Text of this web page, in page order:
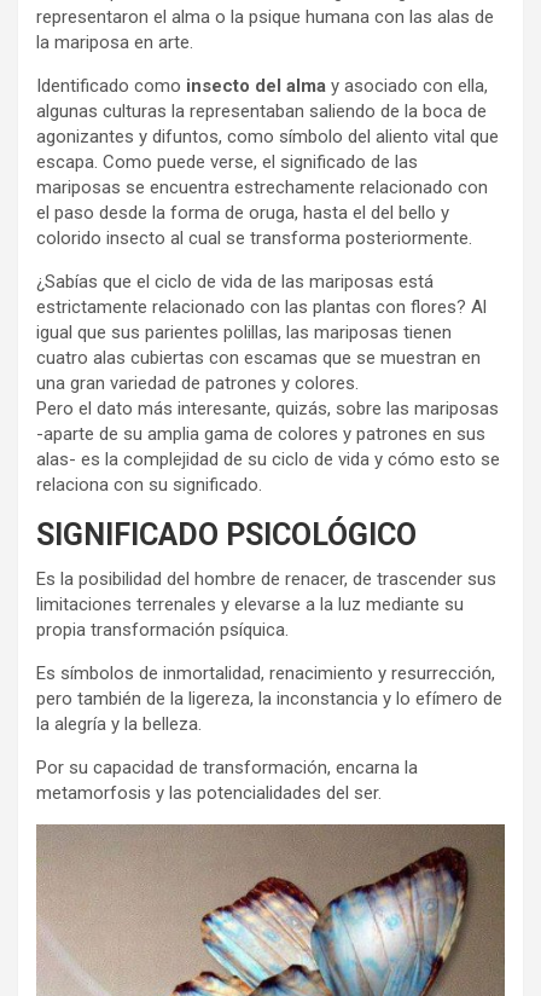
representaron el alma o la psique humana con las alas de
la mariposa en arte.
Identificado como insecto del alma y asociado con ella,
algunas culturas la representaban saliendo de la boca de
agonizantes y difuntos, como símbolo del aliento vital que
escapa. Como puede verse, el significado de las
mariposas se encuentra estrechamente relacionado con
el paso desde la forma de oruga, hasta el del bello y
colorido insecto al cual se transforma posteriormente.
¿Sabías que el ciclo de vida de las mariposas está
estrictamente relacionado con las plantas con flores? Al
igual que sus parientes polillas, las mariposas tienen
cuatro alas cubiertas con escamas que se muestran en
una gran variedad de patrones y colores.
Pero el dato más interesante, quizás, sobre las mariposas
-aparte de su amplia gama de colores y patrones en sus
alas- es la complejidad de su ciclo de vida y cómo esto se
relaciona con su significado.
SIGNIFICADO PSICOLÓGICO
Es la posibilidad del hombre de renacer, de trascender sus
limitaciones terrenales y elevarse a la luz mediante su
propia transformación psíquica.
Es símbolos de inmortalidad, renacimiento y resurrección,
pero también de la ligereza, la inconstancia y lo efímero de
la alegría y la belleza.
Por su capacidad de transformación, encarna la
metamorfosis y las potencialidades del ser.